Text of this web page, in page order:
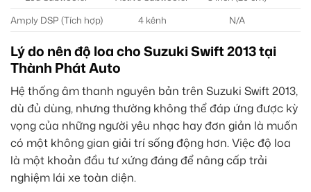
Amply DSP (Tích hợp)
4 kênh N/A
Lý do nên độ loa cho Suzuki Swift 2013 tại
Thành Phát Auto
Hệ thống âm thanh nguyên bản trên Suzuki Swift 2013,
dù đủ dùng, nhưng thường không thể đáp ứng được kỳ
vọng của những người yêu nhạc hay đơn giản là muốn
có một không gian giải trí sống động hơn. Việc độ loa
là một khoản đầu tư xứng đáng để nâng cấp trải
nghiệm lái xe toàn diện.